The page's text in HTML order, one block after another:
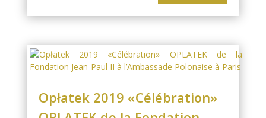
Opłatek 2019 «Célébration»